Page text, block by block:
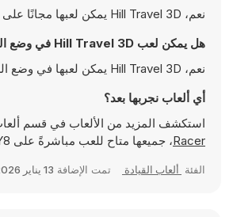
نعم، Hill Travel 3D يمكن لعبها مجانًا على Y8 وتعمل مباشرةً على المتصفح
هل يمكن لعب Hill Travel 3D في وضع الشاشة الكاملة؟
نعم، Hill Travel 3D يمكن لعبها في وضع الشاشة الكاملة للتمتع بتجربة أكثر انغماسًا
أي ألعاب نجربها بعد؟
استكشف المزيد من الألعاب في قسم
Racer، جميعها متاح للعب مباشرةً على Y8.
الفئة ألعاب القيادة تمت الإضافة 13 يناير 2026